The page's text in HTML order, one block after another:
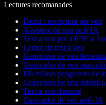
Lectures recomanades
Dictat i escriptura per veu
Assistent de veu amb IA
Text a veu per a PDF a
Lector de text a veu
Generador de veu
Generador de veu
Els millors programes de
Generador de veu robòtica
Text a veu d'anime
Canviador de veu amb IA